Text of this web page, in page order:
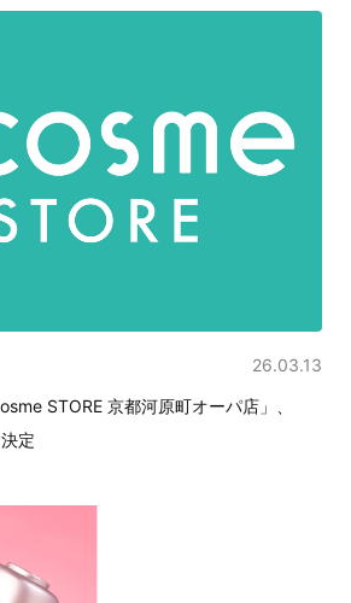
26.03.13
STORE 京都河原町オーパ店」、
定